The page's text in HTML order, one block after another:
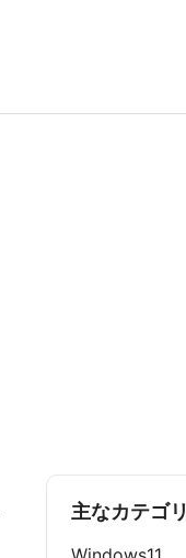
主なカテゴリ